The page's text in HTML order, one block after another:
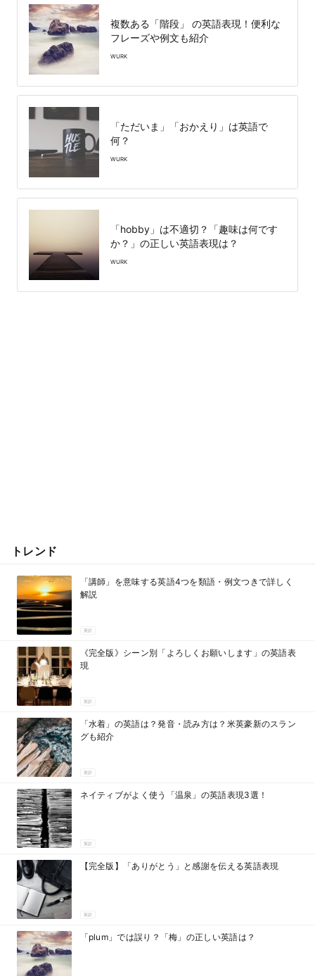
複数ある「階段」 の英語表現！便利な
フレーズや例文も紹介
WURK
「ただいま」「おかえり」は英語で
何？
WURK
「hobby」は不適切？「趣味は何です
か？」の正しい英語表現は？
WURK
トレンド
「講師」を意味する英語4つを類語・例文つきで詳しく
解説
英訳
《完全版》シーン別「よろしくお願いします」の英語表
現
英訳
「水着」の英語は？発音・読み方は？米英豪新のスラン
グも紹介
英訳
ネイティブがよく使う「温泉」の英語表現3選！
英訳
【完全版】「ありがとう」と感謝を伝える英語表現
英訳
「plum」では誤り？「梅」の正しい英語は？